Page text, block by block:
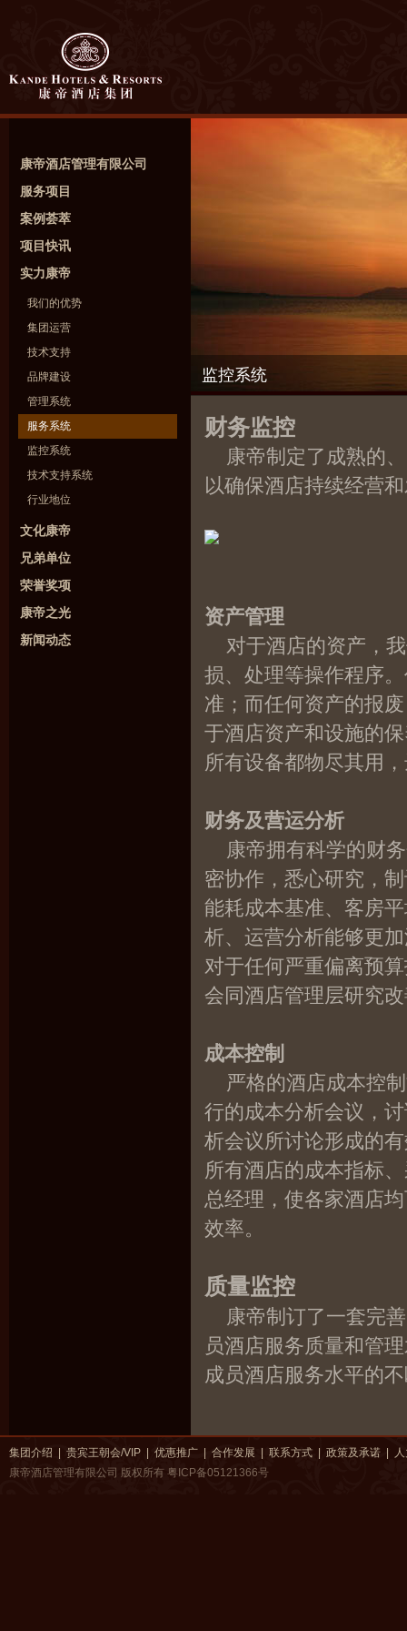
康帝酒店管理有限公司
服务项目
案例荟萃
项目快讯
实力康帝
我们的优势
集团运营
技术支持
品牌建设
管理系统
服务系统
监控系统
技术支持系统
行业地位
文化康帝
兄弟单位
荣誉奖项
康帝之光
新闻动态
监控系统
财务监控
康帝制定了成熟的、
以确保酒店持续经营
资产管理
对于酒店的资产，我
损、处理等操作程序
准；而任何资产的报
于酒店资产和设施的
所有设备都物尽其用
财务及营运分析
康帝拥有科学的财务
密协作，悉心研究，
能耗成本基准、客房
析、运营分析能够更
对于任何严重偏离预
会同酒店管理层研究
成本控制
严格的酒店成本控制
行的成本分析会议，
析会议所讨论形成的
所有酒店的成本指标
总经理，使各家酒店
效率。
质量监控
康帝制订了一套完善
员酒店服务质量和管
成员酒店服务水平的
集团介绍 贵宾王朝会/VIP 优惠推广 合作发展 联系方式 政策及承诺
康帝酒店管理有限公司 版权所有 粤ICP备05121366号